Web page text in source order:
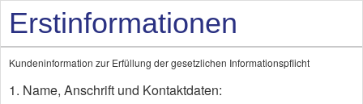
Erstinformationen
Kundeninformation zur Erfüllung der gesetzlichen Informationspflicht
1. Name, Anschrift und Kontaktdaten: